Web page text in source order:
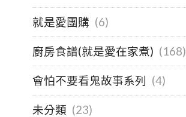
就是愛團購 (6)
廚房食譜(就是愛在家煮) (168)
會怕不要看鬼故事系列 (4)
未分類 (23)